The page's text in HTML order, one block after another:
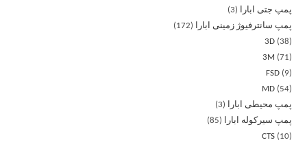
پمپ جتی ابارا
3
پمپ سانترفیوژ زمینی ابارا
172
3D 38
3M
71
FSD
9
MD
54
پمپ محیطی ابارا
3
پمپ سیرکوله ابارا
85
CTS
10